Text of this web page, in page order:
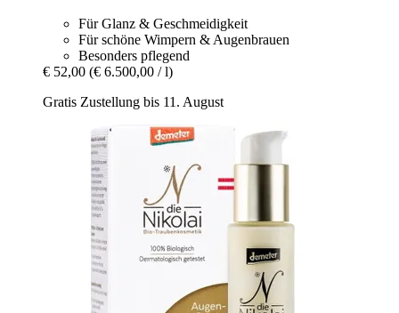
Für Glanz & Geschmeidigkeit
Für schöne Wimpern & Augenbrauen
Besonders pflegend
€ 52,00 (€ 6.500,00 / l)
Gratis Zustellung bis 11. August